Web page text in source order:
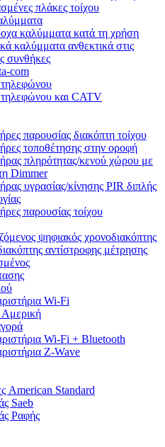
πλάκες τοίχου
καλύμματα κατά τη χρήση
καλύμματα ανθεκτικά στις
συνθήκες
com
τηλεφώνου και CATV
παρουσίας διακόπτη τοίχου
τοποθέτησης στην οροφή
πληρότητας/κενού χώρου με
Dimmer
υγρασίας/κίνησης PIR διπλής
παρουσίας τοίχου
ψηφιακός χρονοδιακόπτης
αντίστροφης μέτρησης
Wi-Fi
Wi-Fi + Bluetooth
Z-Wave
American Standard
Saeb
Ραφής